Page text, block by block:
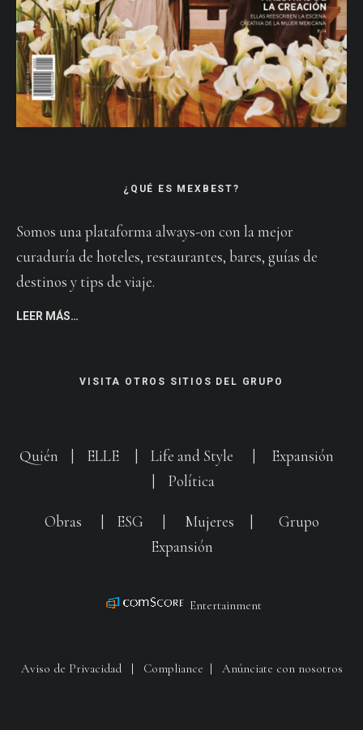
¿QUÉ ES MEXBEST?
Somos una plataforma always-on con la mejor
curaduría de hoteles, restaurantes, bares, guías de
destinos y tips de viaje.
LEER MÁS…
VISITA OTROS SITIOS DEL GRUPO
Quién ELLE Life and Style
Expansión
Política
Obras ESG Mujeres
Grupo
Expansión
Entertainment
Aviso de Privacidad| Compliance Anúnciate con nosotros